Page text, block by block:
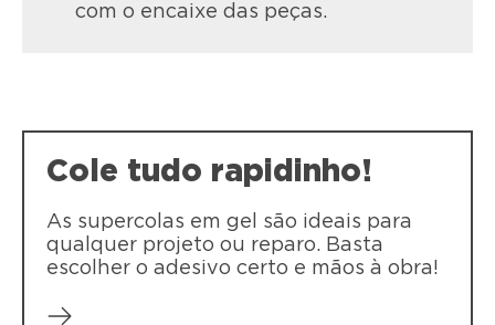
LOCTITE Super Bonder Pincel é uma
resultados limpos. Aplicador em pincel
limpo e seguro.
com o encaixe das peças.
Cole tudo rapidinho!
As supercolas em gel são ideais para
qualquer projeto ou reparo. Basta
escolher o adesivo certo e mãos à obra!